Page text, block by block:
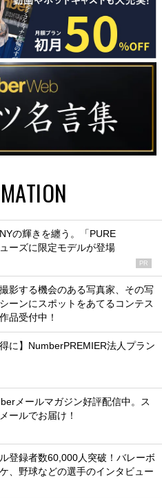
の輝きを纏う。「PURE
ーズに限定モデルが登場
PR
影する機会のある写真家、その写
ーンにスポットをあてるコンテス
品受付中！
に】NumberPREMIER法人プラン
メールマガジン好評配信中。ス
ールでお届け！
登録者数60,000人突破！バレーボ
、野球などの選手のインタビュー